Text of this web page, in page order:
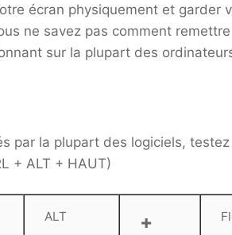
écran physiquement et garder
ne savez pas comment
sur la plupart des
par la plupart des logiciels, testez
+ ALT + HAUT)
ALT +